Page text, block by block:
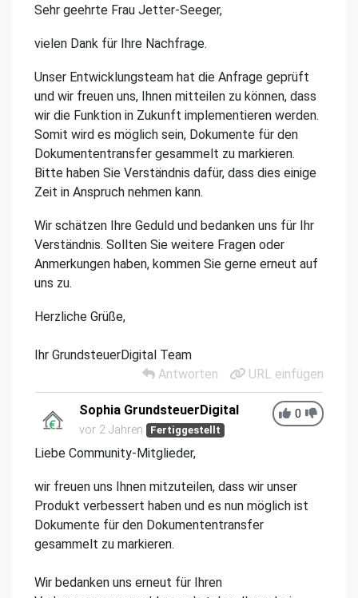
Sehr geehrte Frau Jetter-Seeger,
vielen Dank für Ihre Nachfrage.
Unser Entwicklungsteam hat die Anfrage geprüft
und wir freuen uns, Ihnen mitteilen zu können, dass
wir die Funktion in Zukunft implementieren werden.
Somit wird es möglich sein, Dokumente für den
Dokumententransfer gesammelt zu markieren.
Bitte haben Sie Verständnis dafür, dass dies einige
Zeit in Anspruch nehmen kann.
Wir schätzen Ihre Geduld und bedanken uns für Ihr
Verständnis. Sollten Sie weitere Fragen oder
Anmerkungen haben, kommen Sie gerne erneut auf
uns zu.
Herzliche Grüße,
Ihr GrundsteuerDigital Team
Antworten
URL einfügen
0
Sophia GrundsteuerDigital
vor 2 Jahren Fertiggestellt
Liebe Community-Mitglieder,
wir freuen uns Ihnen mitzuteilen, dass wir unser
Produkt verbessert haben und es nun möglich ist
Dokumente für den Dokumententransfer
gesammelt zu markieren.
Wir bedanken uns erneut für Ihren